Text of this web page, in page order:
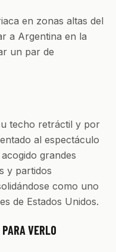
en zonas altas del
a Argentina en la
un par de
techo retráctil y por
al espectáculo
grandes
y partidos
como uno
de Estados Unidos.
VERLO